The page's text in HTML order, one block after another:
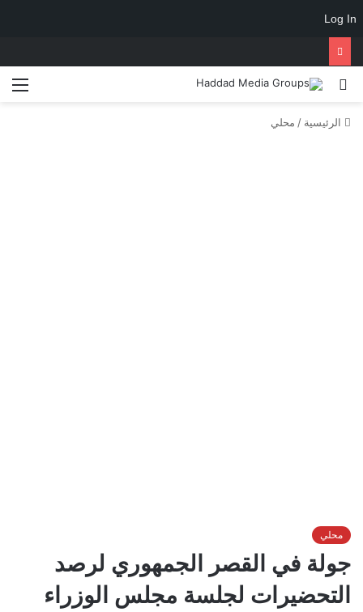
Log In
الرئيسية / محلي
محلي
جولة في القصر الجمهوري لرصد
التحضيرات لجلسة مجلس الوزراء